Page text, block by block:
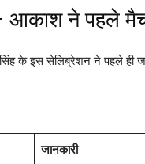
आकाश ने पहले
के इस सेलिब्रेशन ने पहले ही
जानकारी